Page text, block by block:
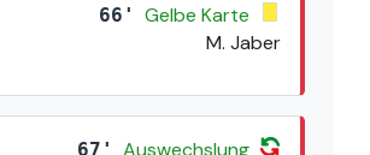
66'
Gelbe Karte
M. Jaber
67' Auswechslung